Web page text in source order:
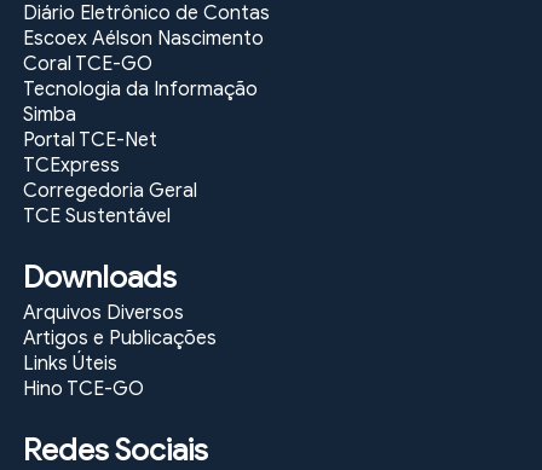
Diário Eletrônico de Contas
Escoex Aélson Nascimento
Coral TCE-GO
Tecnologia da Informação
Simba
Portal TCE-Net
TCExpress
Corregedoria Geral
TCE Sustentável
Downloads
Arquivos Diversos
Artigos e Publicações
Links Úteis
Hino TCE-GO
Redes Sociais